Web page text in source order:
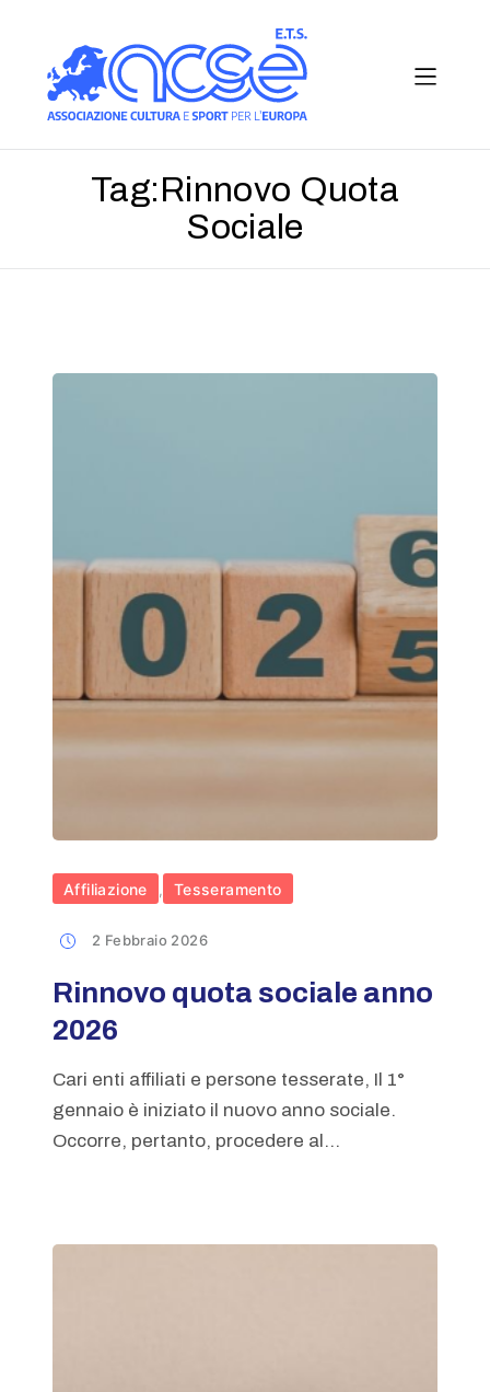
Tag:Rinnovo Quota
Sociale
Affiliazione Tesseramento
2 Febbraio 2026
Rinnovo quota sociale anno
2026
Cari enti affiliati e persone tesserate, Il 1°
gennaio è iniziato il nuovo anno sociale.
Occorre, pertanto, procedere al...